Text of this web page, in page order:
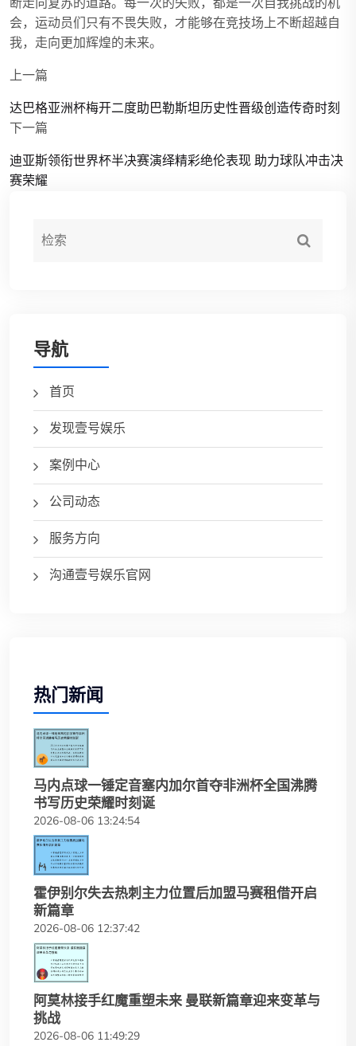
会，运动员们只有不畏失败，才能够在竞技场上不断超越自
我，走向更加辉煌的未来。
上一篇
达巴格亚洲杯梅开二度助巴勒斯坦历史性晋级创造传奇时刻
下一篇
迪亚斯领衔世界杯半决赛演绎精彩绝伦表现 助力球队冲击决
赛荣耀
导航
首页
发现壹号娱乐
案例中心
公司动态
服务方向
沟通壹号娱乐官网
热门新闻
马内点球一锤定音塞内加尔首夺非洲杯全国沸腾
书写历史荣耀时刻诞
2026-08-06 13:24:54
霍伊别尔失去热刺主力位置后加盟马赛租借开启
新篇章
2026-08-06 12:37:42
阿莫林接手红魔重塑未来 曼联新篇章迎来变革与
挑战
2026-08-06 11:49:29